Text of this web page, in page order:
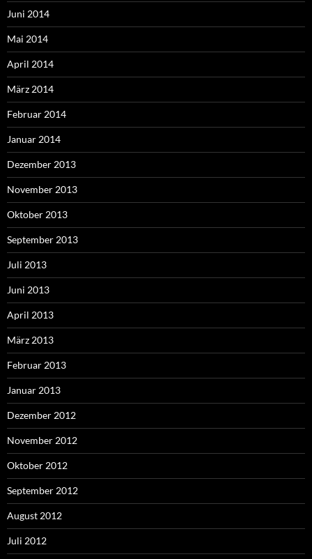
Juni 2014
Mai 2014
April 2014
März 2014
Februar 2014
Januar 2014
Dezember 2013
November 2013
Oktober 2013
September 2013
Juli 2013
Juni 2013
April 2013
März 2013
Februar 2013
Januar 2013
Dezember 2012
November 2012
Oktober 2012
September 2012
August 2012
Juli 2012